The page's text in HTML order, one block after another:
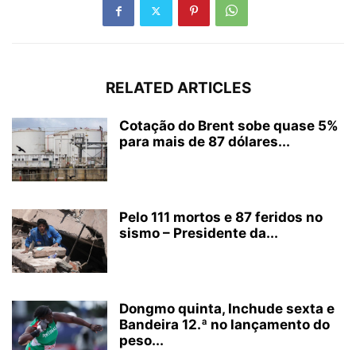
RELATED ARTICLES
Cotação do Brent sobe quase 5%
para mais de 87 dólares...
Pelo 111 mortos e 87 feridos no
sismo – Presidente da...
Dongmo quinta, Inchude sexta e
Bandeira 12.ª no lançamento do
peso...